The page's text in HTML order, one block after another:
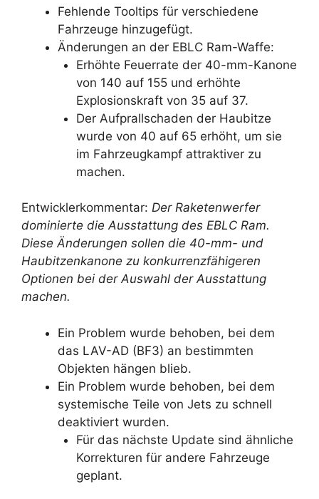
Fehlende Tooltips für verschiedene
Fahrzeuge hinzugefügt.
Änderungen an der EBLC Ram-Waffe:
Erhöhte Feuerrate der 40-mm-Kanone
von 140 auf 155 und erhöhte
Explosionskraft von 35 auf 37.
Der Aufprallschaden der Haubitze
wurde von 40 auf 65 erhöht, um sie
im Fahrzeugkampf attraktiver zu
machen.
Entwicklerkommentar: Der Raketenwerfer
dominierte die Ausstattung des EBLC Ram.
Diese Änderungen sollen die 40-mm- und
Haubitzenkanone zu konkurrenzfähigeren
Optionen bei der Auswahl der Ausstattung
machen.
Ein Problem wurde behoben, bei dem
das LAV-AD (BF3) an bestimmten
Objekten hängen blieb.
Ein Problem wurde behoben, bei dem
systemische Teile von Jets zu schnell
deaktiviert wurden.
Für das nächste Update sind ähnliche
Korrekturen für andere Fahrzeuge
geplant.